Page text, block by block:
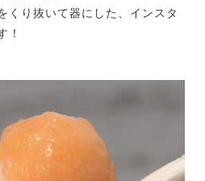
くり抜いて器にした、インスタ
！